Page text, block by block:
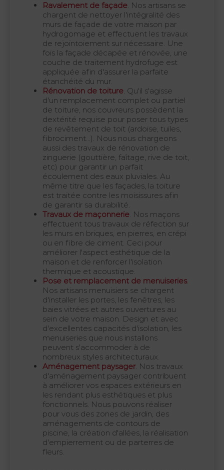
Ravalement de façade. Nos artisans se
chargent de nettoyer l'intégralité des
murs de façade de votre maison par
hydrogomage et effectuent les travaux
de rejointoiement sur nécessaire. Une
fois la façade décapée et rénovée, une
couche de traitement hydrofuge est
appliquée afin d'assurer la parfaite
étanchéité du mur.
Rénovation de toiture. Qu'il s'agisse
d'un remplacement complet ou partiel
de toiture, nos couvreurs possèdent la
dextérité requise pour poser tous types
de revêtement de toit (ardoise, tuiles,
fibrociment...). Nous nous chargeons
aussi des travaux de rénovation de
zinguerie (gouttière, faîtage, rive de toit,
etc) pour garantir un parfait
écoulement des eaux pluviales. Au
même titre que les façades, la toiture
est traitée contre les moisissures afin
de garantir sa durabilité.
Travaux de maçonnerie. Nos maçons
effectuent tous travaux de réfection sur
les murs en briques, en pierres, en crépi
ou en fibre de ciment. Ceci pour
améliorer l'aspect esthétique de la
maison et de renforcer l'isolation
thermique et acoustique.
Pose et remplacement de menuiseries.
Nos artisans menuisiers se chargent
d'installer les portes, les fenêtres, les
baies vitrées et autres ouvertures au
sein de votre maison. Design et avec
d'excellentes capacités d'isolation, les
menuiseries que nous installons
peuvent s'accommoder à de
nombreux styles architecturaux.
Aménagement paysager. Nos travaux
d'aménagement paysager contribuent
à améliorer vos espaces extérieurs en
les rendant plus esthétiques et plus
fonctionnels. Nous pouvons réaliser
pour vous des zones de jardin, des
aménagements de contours de
piscine, la création d'allées, la réalisation
d'empierrement ou de parterres de
fleurs.